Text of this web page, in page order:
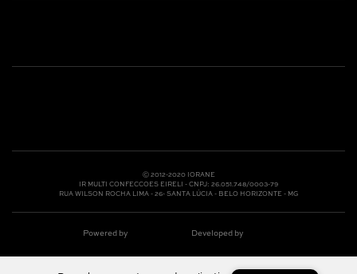
Nossas Lojas
Ⓒ 2012-2020 IORANE
IR MULTI CONFECCOES EIRELI - CNPJ: 26.051.748/0003-79
RUA WILSON ROCHA LIMA - 26- SANTA LÚCIA - BELO HORIZONTE - MG
Powered by Developed by